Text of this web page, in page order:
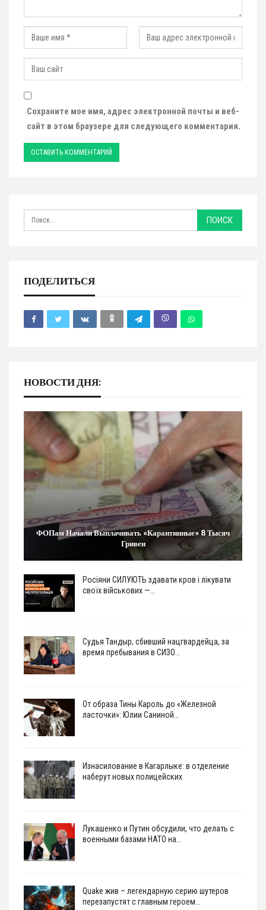
Сохраните мое имя, адрес электронной почты и веб-
сайт в этом браузере для следующего комментария.
ПОДЕЛИТЬСЯ
НОВОСТИ ДНЯ:
ФОПам Начали Выплачивать «карантинные» 8 Тысяч
Гривен
Росіяни СИЛУЮТЬ здавати кров і лікувати
своїх військових —…
Судья Тандыр, сбивший нацгвардейца, за
время пребывания в СИЗО…
От образа Тины Кароль до «Железной
ласточки»: Юлии Саниной…
Изнасилование в Кагарлыке: в отделение
наберут новых полицейских
Лукашенко и Путин обсудили, что делать с
военными базами НАТО на…
Quake жив – легендарную серию шутеров
перезапустят с главным героем…